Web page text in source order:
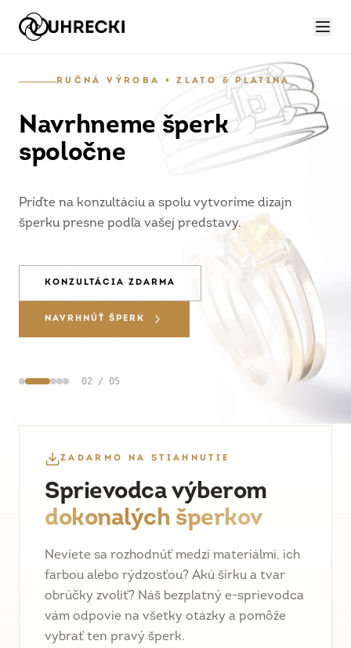
RUČNÁ VÝROBA • ZLATO & PLATINA
Navrhneme šperk
spoločne
Príďte na konzultáciu a spolu vytvoríme dizajn
šperku presne podľa vašej predstavy.
KONZULTÁCIA ZDARMA
NAVRHNÚŤ ŠPERK
02 / 05
ZADARMO NA STIAHNUTIE
Sprievodca výberom
dokonalých šperkov
Neviete sa rozhodnúť medzi materiálmi, ich
farbou alebo rýdzosťou? Akú šírku a tvar
obrúčky zvoliť? Náš bezplatný e-sprievodca
vám odpovie na všetky otázky a pomôže
vybrať ten pravý šperk.